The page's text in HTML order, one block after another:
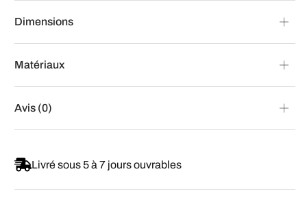
Dimensions
Matériaux
Avis (0)
Livré sous 5 à 7 jours ouvrables